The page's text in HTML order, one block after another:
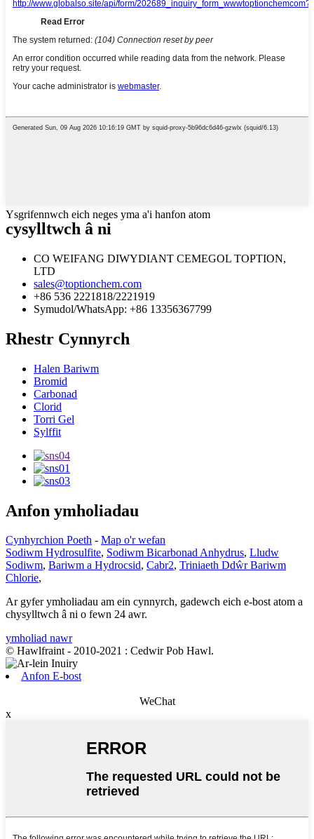
Ysgrifennwch eich neges yma a'i hanfon atom
cysylltwch â ni
CO WEIFANG DIWYDIANT CEMEGOL TOPTION,
LTD
sales@toptionchem.com
+86 536 2221818/2221919
Symudol/WhatsApp: +86 13356367799
Rhestr Cynnyrch
Halen Bariwm
Bromid
Carbonad
Clorid
Torri Gel
Sylffit
Anfon ymholiadau
Cynhyrchion Poeth - Map o'r wefan
Sodiwm Hydrosulfite, Sodiwm Bicarbonad Anhydrus, Lludw
Sodiwm, Bariwm a Hydrocsid, Cabr2, Triniaeth Ddŵr Bariwm
Chlorie,
Ar gyfer ymholiadau am ein cynnyrch, gadewch eich e-bost atom a
chysylltwch â ni o fewn 24 awr.
ymholiad nawr
© Hawlfraint - 2010-2021 : Cedwir Pob Hawl.
Anfon E-bost
WeChat
x